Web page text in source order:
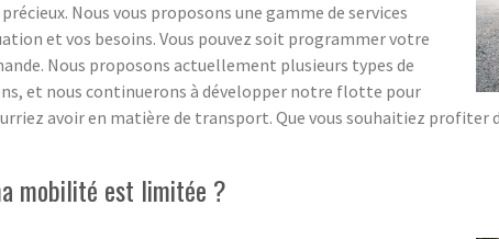
Nous vous proposons une gamme de services
et vos besoins. Vous pouvez soit programmer votre
Nous proposons actuellement plusieurs types de
et nous continuerons à développer notre flotte pour
avoir en matière de transport. Que vous souhaitiez profiter
mobilité est limitée ?